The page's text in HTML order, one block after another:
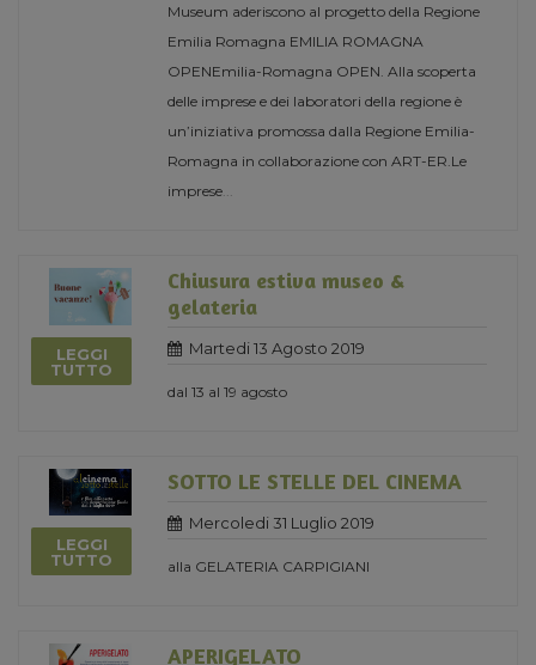
Museum aderiscono al progetto della Regione
Emilia Romagna EMILIA ROMAGNA
OPENEmilia-Romagna OPEN. Alla scoperta
delle imprese e dei laboratori della regione è
un’iniziativa promossa dalla Regione Emilia-
Romagna in collaborazione con ART-ER.Le
imprese
LEGGI
TUTTO
Chiusura estiva museo &
gelateria
Martedi 13 Agosto 2019
dal 13 al 19 agosto
LEGGI
TUTTO
SOTTO LE STELLE DEL CINEMA
Mercoledi 31 Luglio 2019
alla GELATERIA CARPIGIANI
APERIGELATO